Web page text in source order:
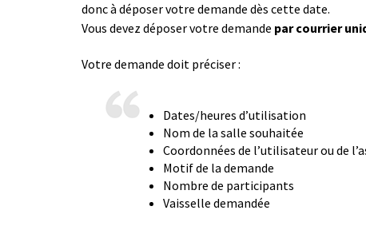
donc à déposer votre demande dès cette date.
Vous devez déposer votre demande par courrier
Votre demande doit préciser :
Dates/heures d’utilisation
Nom de la salle souhaitée
Coordonnées de l’utilisateur ou de
Motif de la demande
Nombre de participants
Vaisselle demandée